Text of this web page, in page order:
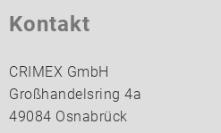
Kontakt
CRIMEX GmbH
Großhandelsring 4a
49084 Osnabrück